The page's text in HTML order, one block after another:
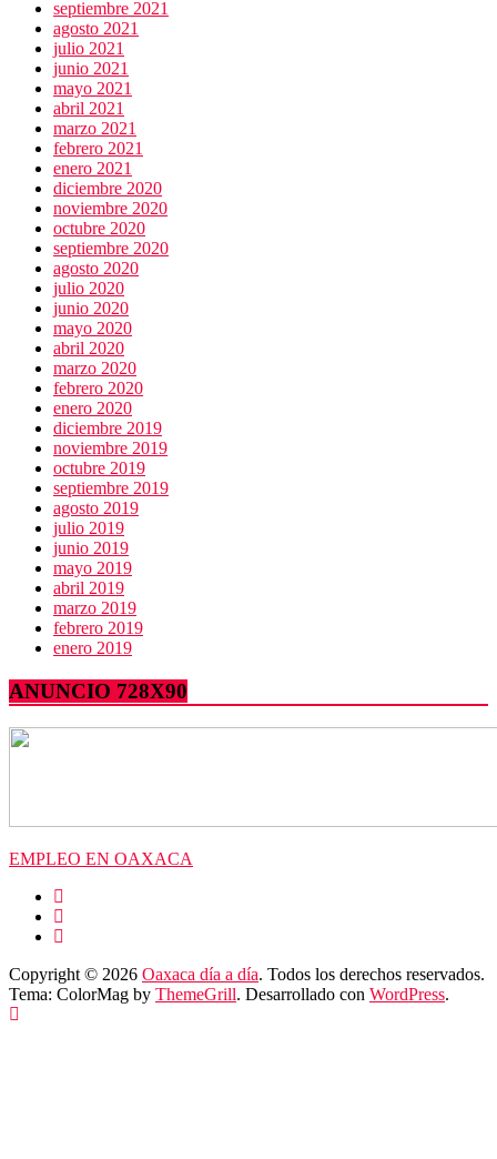
septiembre 2021
agosto 2021
julio 2021
junio 2021
mayo 2021
abril 2021
marzo 2021
febrero 2021
enero 2021
diciembre 2020
noviembre 2020
octubre 2020
septiembre 2020
agosto 2020
julio 2020
junio 2020
mayo 2020
abril 2020
marzo 2020
febrero 2020
enero 2020
diciembre 2019
noviembre 2019
octubre 2019
septiembre 2019
agosto 2019
julio 2019
junio 2019
mayo 2019
abril 2019
marzo 2019
febrero 2019
enero 2019
ANUNCIO 728X90
EMPLEO EN OAXACA
Copyright © 2026 Oaxaca día a día. Todos los derechos reservados.
Tema: ColorMag by ThemeGrill. Desarrollado con WordPress.